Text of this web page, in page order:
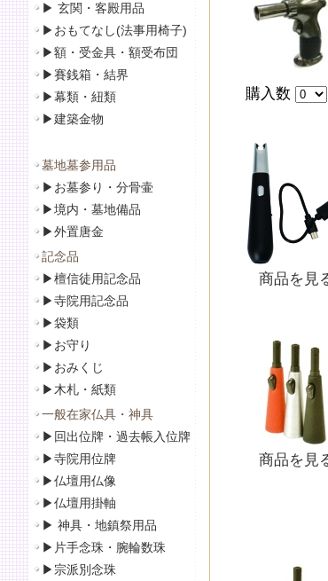
▶ 玄関・客殿用品
▶ おもてなし(法事用椅子)
▶額・受金具・額受布団
▶賽銭箱・結界
▶幕類・紐類
▶建築金物
墓地墓参用品
▶ お墓参り・分骨壷
▶境内・墓地備品
▶外置唐金
記念品
▶檀信徒用記念品
▶寺院用記念品
▶袋類
▶ お守り
▶おみくじ
▶ 木札・紙類
一般在家仏具・神具
▶ 回出位牌・過去帳入位牌
▶寺院用位牌
▶仏壇用仏像
▶仏壇用掛軸
▶ 神具・地鎮祭用品
▶ 片手念珠・腕輪数珠
▶ 宗派別念珠
購入数
商品を見
商品を見